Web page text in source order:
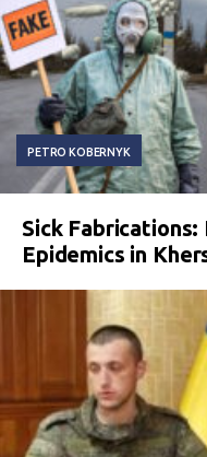
PETRO KOBERNYK
Sick Fabrications:
Epidemics in